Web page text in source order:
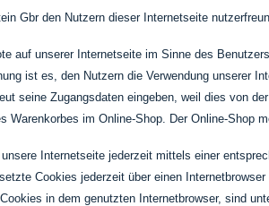
Gbr den Nutzern dieser Internetseite
auf unserer Internetseite im Sinne des
ist es, den Nutzern die Verwendung
seine Zugangsdaten eingeben, weil dies von
im Online-Shop. Der Online-
Internetseite jederzeit mittels einer
Cookies jederzeit über einen
in dem genutzten Internetbrowser, sind